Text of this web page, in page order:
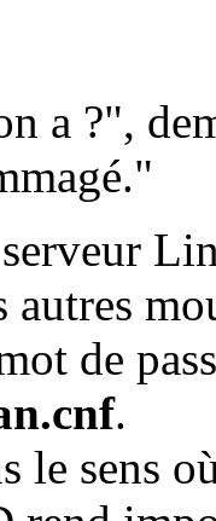
a ?",
autres
de
.
le sens